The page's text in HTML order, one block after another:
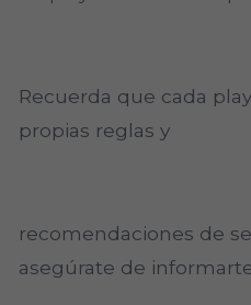
Recuerda que cada
propias reglas y
recomendaciones de
asegúrate de